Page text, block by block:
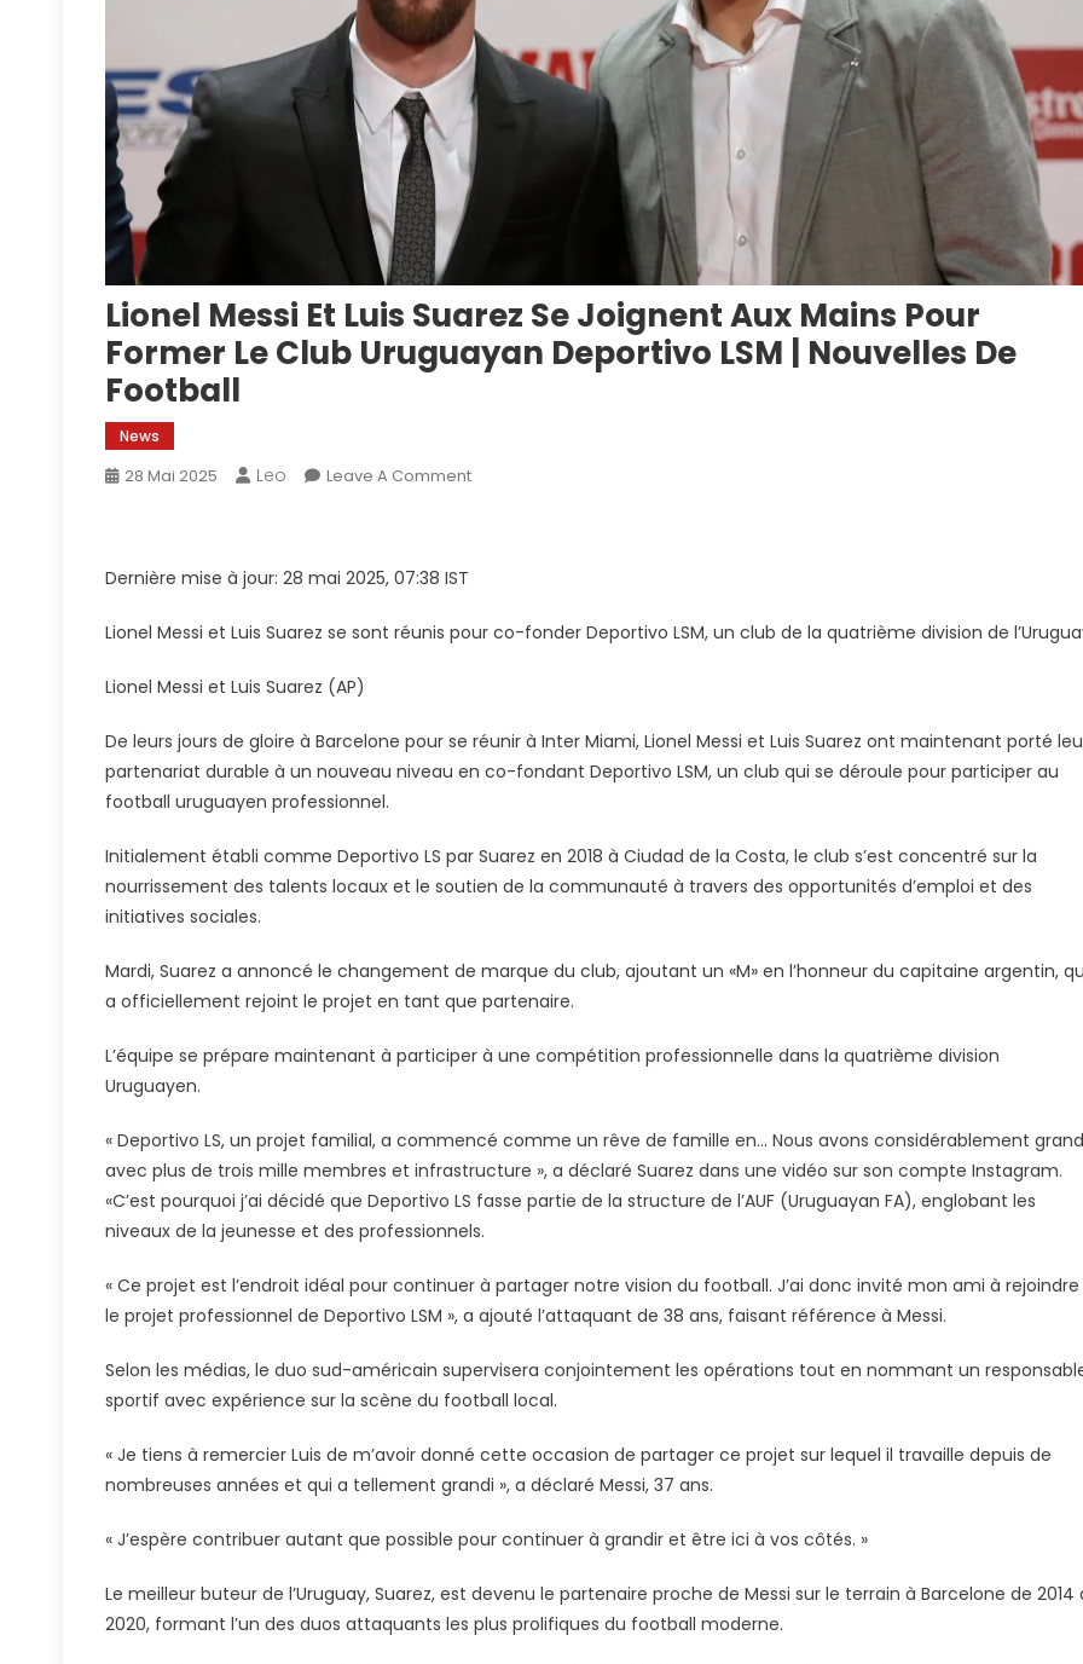
Lionel Messi Et Luis Suarez Se Joignent Aux Mains Pour
Former Le Club Uruguayan Deportivo LSM | Nouvelles De
Football
News
28 Mai 2025 Leo Leave A CommentOn
Se
Pour
Former
Uruguayan
Deportivo
Nouvelles
De
Dernière mise à jour: 28 mai 2025, 07:38 IST
Lionel Messi et Luis Suarez se sont réunis pour co-fonder Deportivo LSM, un club de la quatrième division de
Lionel Messi et Luis Suarez (AP)
De leurs jours de gloire à Barcelone pour se réunir à Inter Miami, Lionel Messi et Luis Suarez ont maintenant porté
partenariat durable à un nouveau niveau en co-fondant Deportivo LSM, un club qui se déroule pour participer au
football uruguayen professionnel.
Initialement établi comme Deportivo LS par Suarez en 2018 à Ciudad de la Costa, le club s’est concentré sur la
nourrissement des talents locaux et le soutien de la communauté à travers des opportunités d’emploi et des
initiatives sociales.
Mardi, Suarez a annoncé le changement de marque du club, ajoutant un «M» en l’honneur du capitaine argentin,
a officiellement rejoint le projet en tant que partenaire.
L’équipe se prépare maintenant à participer à une compétition professionnelle dans la quatrième division
Uruguayen.
« Deportivo LS, un projet familial, a commencé comme un rêve de famille en… Nous avons considérablement
avec plus de trois mille membres et infrastructure », a déclaré Suarez dans une vidéo sur son compte Instagram.
«C’est pourquoi j’ai décidé que Deportivo LS fasse partie de la structure de l’AUF (Uruguayan FA), englobant les
niveaux de la jeunesse et des professionnels.
« Ce projet est l’endroit idéal pour continuer à partager notre vision du football. J’ai donc invité mon ami à rejoindre
le projet professionnel de Deportivo LSM », a ajouté l’attaquant de 38 ans, faisant référence à Messi.
Selon les médias, le duo sud-américain supervisera conjointement les opérations tout en nommant un
sportif avec expérience sur la scène du football local.
« Je tiens à remercier Luis de m’avoir donné cette occasion de partager ce projet sur lequel il travaille depuis de
nombreuses années et qui a tellement grandi », a déclaré Messi, 37 ans.
« J’espère contribuer autant que possible pour continuer à grandir et être ici à vos côtés. »
Le meilleur buteur de l’Uruguay, Suarez, est devenu le partenaire proche de Messi sur le terrain à Barcelone de 2014
2020, formant l’un des duos attaquants les plus prolifiques du football moderne.